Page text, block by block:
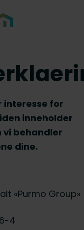
interesse for
inneholder
vi behandler
dine.
«Purmo Group»
4